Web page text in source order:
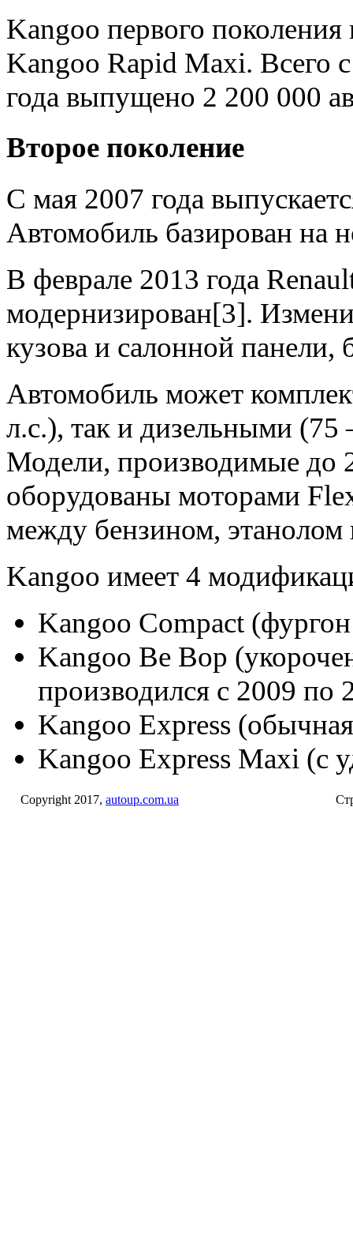
Kangoo первого
Kangoo Rapid Maxi. Всего
года выпущено 2 200 000
Второе поколение
С мая 2007 года
Автомобиль базирован на
В феврале 2013 года
модернизирован[3].
кузова и салонной панели,
Автомобиль может
л.с.), так и дизельными
Модели, производимые до
оборудованы моторами
между бензином,
Kangoo имеет 4
Kangoo Compact
Kangoo Be Bop
производился с 2009 по
Kangoo Express
Kangoo Express Maxi (с
Copyright 2017, autoup.com.ua